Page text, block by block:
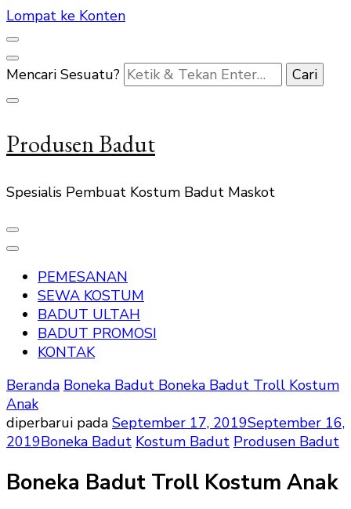
Lompat ke Konten
Mencari Sesuatu?
Produsen Badut
Spesialis Pembuat Kostum Badut Maskot
PEMESANAN
SEWA KOSTUM
BADUT ULTAH
BADUT PROMOSI
KONTAK
Beranda Boneka Badut Boneka Badut Troll Kostum
Anak
diperbarui pada September 17, 2019September 16,
2019Boneka Badut Kostum Badut Produsen Badut
Boneka Badut Troll Kostum Anak